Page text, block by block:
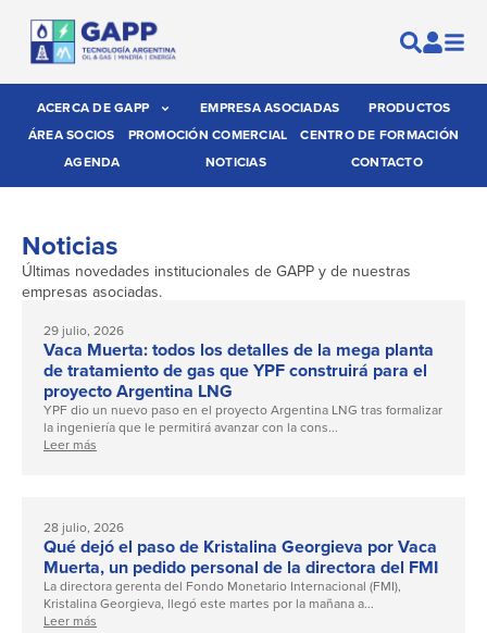
ACERCA DE GAPP EMPRESA ASOCIADAS
PRODUCTOS
ÁREA SOCIOS
PROMOCIÓN COMERCIAL
CENTRO DE FORMACIÓN
AGENDA
NOTICIAS CONTACTO
Noticias
Últimas novedades institucionales de GAPP y de nuestras
empresas asociadas.
29 julio, 2026
Vaca Muerta: todos los detalles de la mega planta
de tratamiento de gas que YPF construirá para el
proyecto Argentina LNG
YPF dio un nuevo paso en el proyecto Argentina LNG tras formalizar
la ingeniería que le permitirá avanzar con la cons...
Leer más
28 julio, 2026
Qué dejó el paso de Kristalina Georgieva por Vaca
Muerta, un pedido personal de la directora del FMI
La directora gerenta del Fondo Monetario Internacional (FMI),
Kristalina Georgieva, llegó este martes por la mañana a...
Leer más